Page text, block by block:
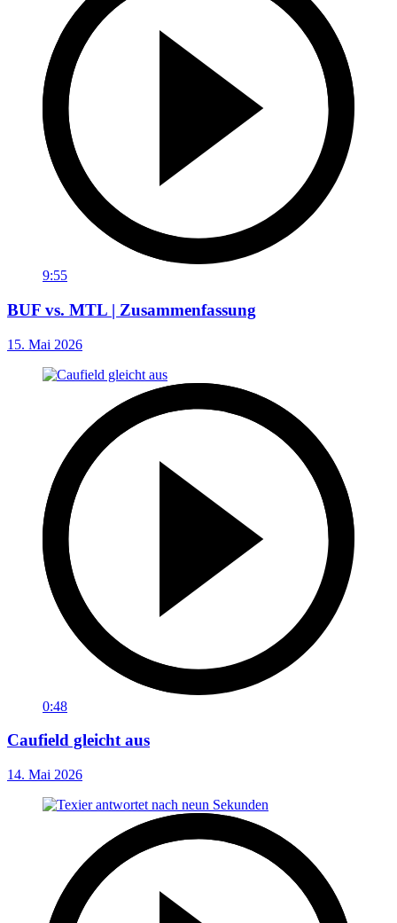
9:55
BUF vs. MTL | Zusammenfassung
15. Mai 2026
0:48
Caufield gleicht aus
14. Mai 2026